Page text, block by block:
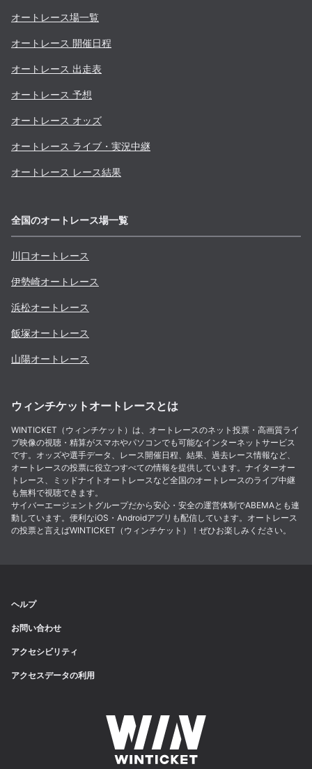
オートレース場一覧
オートレース 開催日程
オートレース 出走表
オートレース 予想
オートレース オッズ
オートレース ライブ・実況中継
オートレース レース結果
全国のオートレース場一覧
川口オートレース
伊勢崎オートレース
浜松オートレース
飯塚オートレース
山陽オートレース
ウィンチケットオートレースとは
WINTICKET（ウィンチケット）は、オートレースのネット投票・高画質ライ
ブ映像の視聴・精算がスマホやパソコンでも可能なインターネットサービス
です。オッズや選手データ、レース開催日程、結果、過去レース情報など、
オートレースの投票に役立つすべての情報を提供しています。ナイターオー
トレース、ミッドナイトオートレースなど全国のオートレースのライブ中継
も無料で視聴できます。
サイバーエージェントグループだから安心・安全の運営体制でABEMAとも連
動しています。便利なiOS・Androidアプリも配信しています。オートレース
の投票と言えばWINTICKET（ウィンチケット）！ぜひお楽しみください。
ヘルプ
お問い合わせ
アクセシビリティ
アクセスデータの利用